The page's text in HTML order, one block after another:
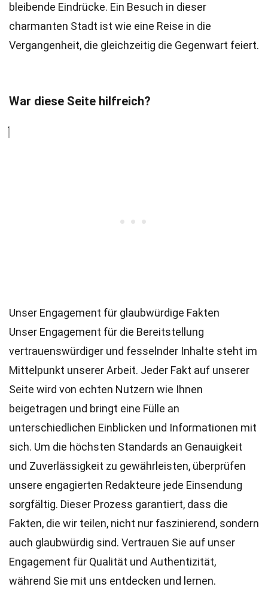
bleibende Eindrücke. Ein Besuch in dieser
charmanten Stadt ist wie eine Reise in die
Vergangenheit, die gleichzeitig die Gegenwart feiert.
War diese Seite hilfreich?
Unser Engagement für glaubwürdige Fakten
Unser Engagement für die Bereitstellung
vertrauenswürdiger und fesselnder Inhalte steht im
Mittelpunkt unserer Arbeit. Jeder Fakt auf unserer
Seite wird von echten Nutzern wie Ihnen
beigetragen und bringt eine Fülle an
unterschiedlichen Einblicken und Informationen mit
sich. Um die höchsten Standards an Genauigkeit
und Zuverlässigkeit zu gewährleisten, überprüfen
unsere engagierten Redakteure jede Einsendung
sorgfältig. Dieser Prozess garantiert, dass die
Fakten, die wir teilen, nicht nur faszinierend, sondern
auch glaubwürdig sind. Vertrauen Sie auf unser
Engagement für Qualität und Authentizität,
während Sie mit uns entdecken und lernen.